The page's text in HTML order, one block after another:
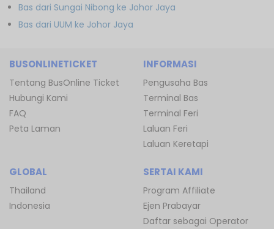
Bas dari Sungai Nibong ke Johor Jaya
Bas dari UUM ke Johor Jaya
BUSONLINETICKET
Tentang BusOnline Ticket
Hubungi Kami
FAQ
Peta Laman
INFORMASI
Pengusaha Bas
Terminal Bas
Terminal Feri
Laluan Feri
Laluan Keretapi
GLOBAL
Thailand
Indonesia
SERTAI KAMI
Program Affiliate
Ejen Prabayar
Daftar sebagai Operator